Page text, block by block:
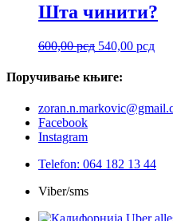
Шта чинити?
600,00рсд Оригинална
је
600,00 рсд.
540,00 рсд
Поручивање књиге:
Facebook
Instagram
Telefon: 064 182 13 44
Viber/sms